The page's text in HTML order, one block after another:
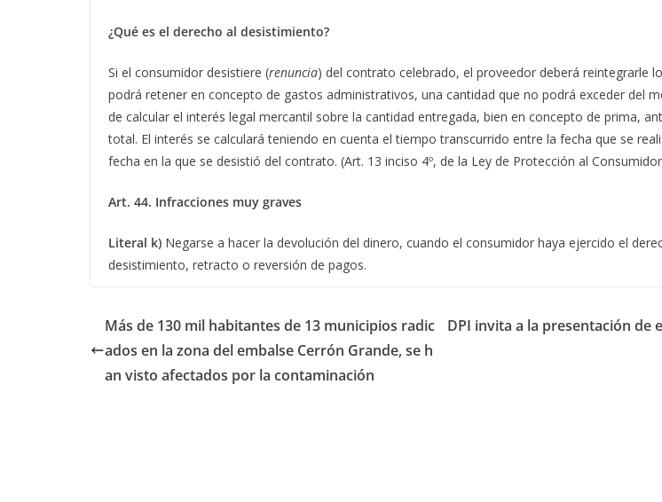
¿Qué es el derecho al desistimiento?
Si el consumidor desistiere (renuncia) del contrato celebrado, el proveedor deberá reintegrarle
podrá retener en concepto de gastos administrativos, una cantidad que no podrá exceder del
de calcular el interés legal mercantil sobre la cantidad entregada, bien en concepto de prima,
total. El interés se calculará teniendo en cuenta el tiempo transcurrido entre la fecha que se
fecha en la que se desistió del contrato. (Art. 13 inciso 4º, de la Ley de Protección al
Art. 44. Infracciones muy graves
Literal k) Negarse a hacer la devolución del dinero, cuando el consumidor haya ejercido el
desistimiento, retracto o reversión de pagos.
Más de 130 mil habitantes de 13 municipios radic
ados en la zona del embalse Cerrón Grande, se h
an visto afectados por la contaminación
DPI invita a la presentación de